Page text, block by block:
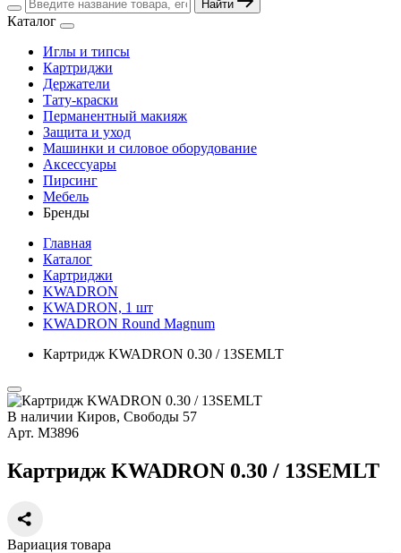
Найти
Каталог
Иглы и типсы
Картриджи
Держатели
Тату-краски
Перманентный макияж
Защита и уход
Машинки и силовое оборудование
Аксессуары
Пирсинг
Мебель
Бренды
Главная
Каталог
Картриджи
KWADRON
KWADRON, 1 шт
KWADRON Round Magnum
Картридж KWADRON 0.30 / 13SEMLT
В наличии Киров, Свободы 57
Арт. М3896
Картридж KWADRON 0.30 / 13SEMLT
Вариация товара